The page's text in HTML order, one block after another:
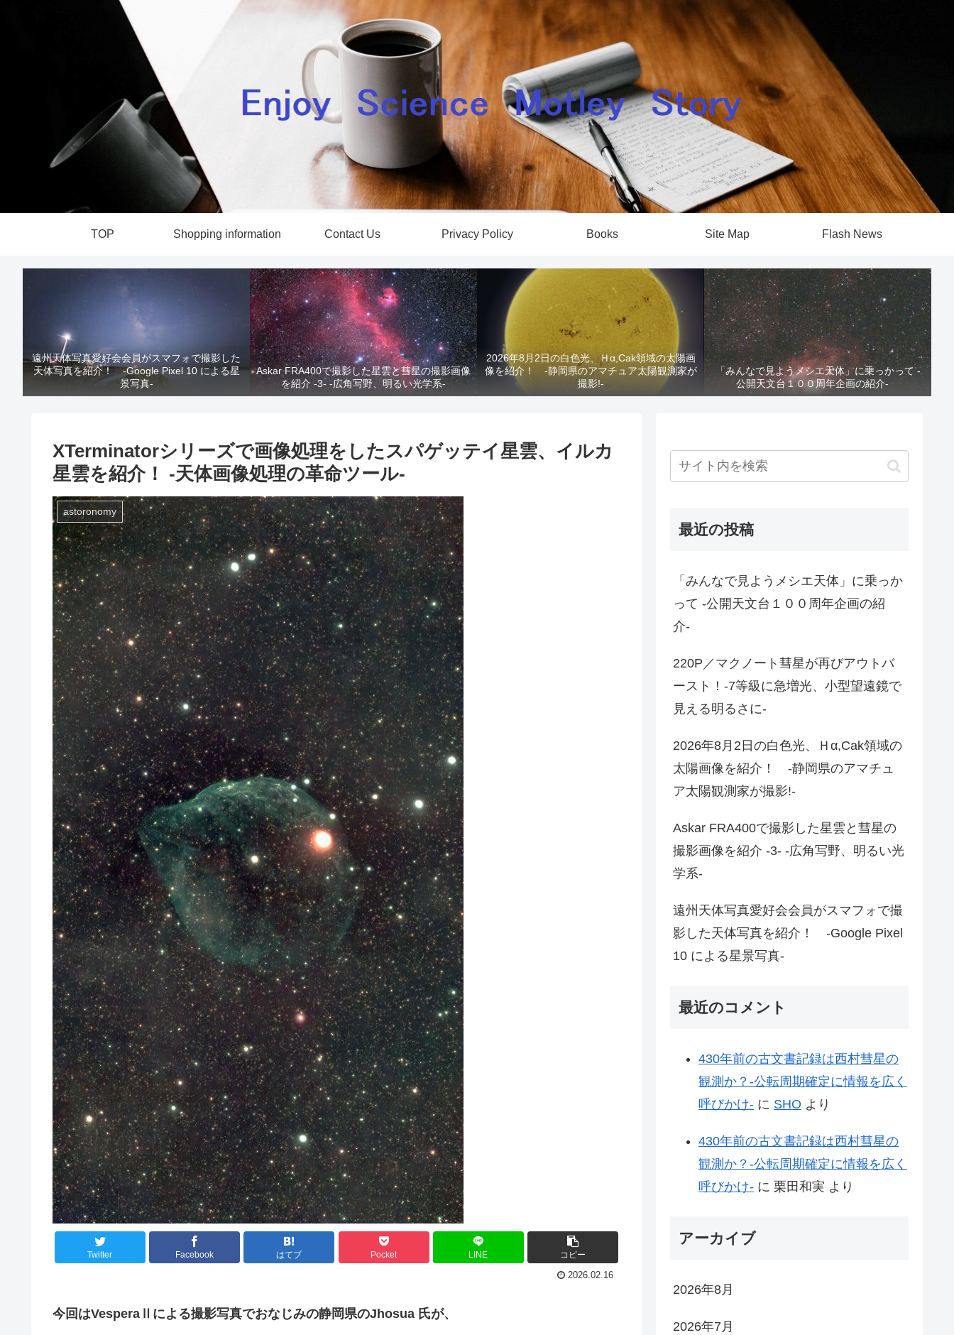
TOP Shopping information Contact Us Privacy Policy Books Site Map Flash News
遠州天体写真愛好会会員がスマフォで撮影した
天体写真を紹介！ -Google Pixel 10 による星
景写真-
Askar FRA400で撮影した星雲と彗星の撮影画像
を紹介 -3- -広角写野、明るい光学系-
2026年8月2日の白色光、Ｈα,Cak領域の太陽画
像を紹介！ -静岡県のアマチュア太陽観測家が
撮影!-
「みんなで見ようメシエ天体」に乗っかって -
公開天文台１００周年企画の紹介-
XTerminatorシリーズで画像処理をしたスパゲッテイ星雲、イルカ
星雲を紹介！ -天体画像処理の革命ツール-
astoronomy
Twitter Facebook はてブ Pocket LINE コピー
2026.02.16
今回はVesperaⅡによる撮影写真でおなじみの静岡県のJhosua 氏が、
最近の投稿
「みんなで見ようメシエ天体」に乗っか
って -公開天文台１００周年企画の紹
介-
220P／マクノート彗星が再びアウトバ
ースト！-7等級に急増光、小型望遠鏡で
見える明るさに-
2026年8月2日の白色光、Ｈα,Cak領域の
太陽画像を紹介！ -静岡県のアマチュ
ア太陽観測家が撮影!-
Askar FRA400で撮影した星雲と彗星の
撮影画像を紹介 -3- -広角写野、明るい光
学系-
遠州天体写真愛好会会員がスマフォで撮
影した天体写真を紹介！ -Google Pixel
10 による星景写真-
最近のコメント
430年前の古文書記録は西村彗星の
観測か？-公転周期確定に情報を広く
呼びかけ- に SHO より
430年前の古文書記録は西村彗星の
観測か？-公転周期確定に情報を広く
呼びかけ- に 栗田和実 より
アーカイブ
2026年8月
2026年7月